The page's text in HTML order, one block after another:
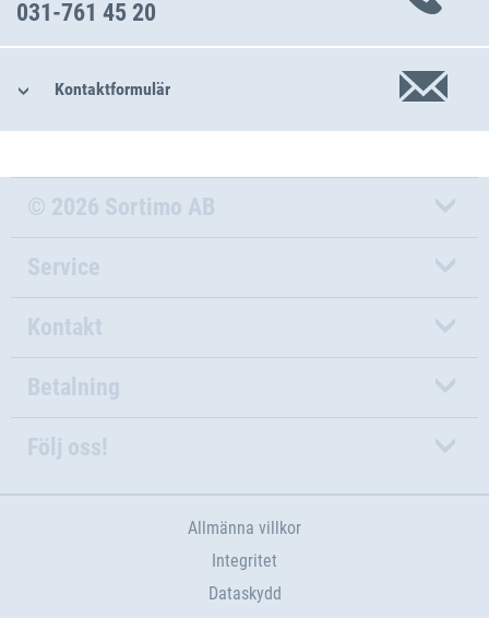
031-761 45 20
Kontaktformulär
© 2026 Sortimo AB
Service
Kontakt
Betalning
Följ oss!
Allmänna villkor
Integritet
Dataskydd